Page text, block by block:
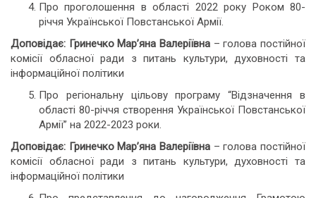
Про проголошення в області 2022 року Роком 80-
річчя Української Повстанської Армії.
Доповідає: Гринечко Мар’яна Валеріївна – голова постійної
комісії обласної ради з питань культури, духовності та
інформаційної політики
Про регіональну цільову програму “Відзначення в
області 80-річчя створення Української Повстанської
Армії” на 2022-2023 роки.
Доповідає: Гринечко Мар’яна Валеріївна – голова постійної
комісії обласної ради з питань культури, духовності та
інформаційної політики